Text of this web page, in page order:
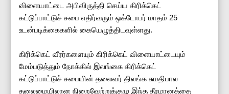
விளையாட்டை அபிவிருத்தி செய்ய கிரிக்கெட்
கட்டுப்பாட்டுச் சபை எதிர்வரும் ஒக்டோபர் மாதம் 25
உடன்படிக்கைகளில் கையெழுத்திடவுள்ளது.
கிரிக்கெட் வீரர்களையும் கிரிக்கெட் விளையாட்டையும்
மேம்படுத்தும் நோக்கில் இலங்கை கிரிக்கெட்
கட்டுப்பாட்டுச் சபையின் தலைவர் திலங்க சுமதிபால
தலைமையிலான நிறைவேற்றுக்குழு இந்த தீரமானத்தை